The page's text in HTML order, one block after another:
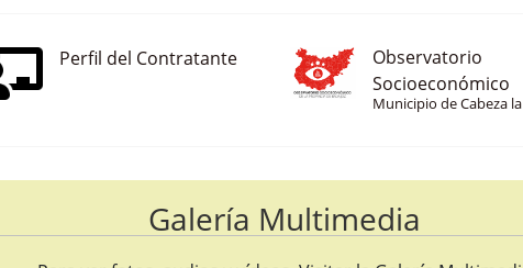
Perfil del Contratante
Observatorio
Socioeconómico
Municipio de Cabeza
Galería Multimedia